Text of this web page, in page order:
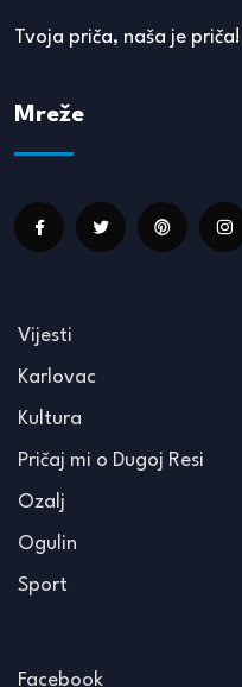
Tvoja priča, naša je priča!
Mreže
Vijesti
Karlovac
Kultura
Pričaj mi o Dugoj Resi
Ozalj
Ogulin
Sport
Facebook